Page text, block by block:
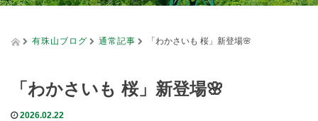
v
有珠山ブログ 通常記事 「わかさいも 桜」新登場🌸
「わかさいも 桜」新登場🌸
2026.02.22